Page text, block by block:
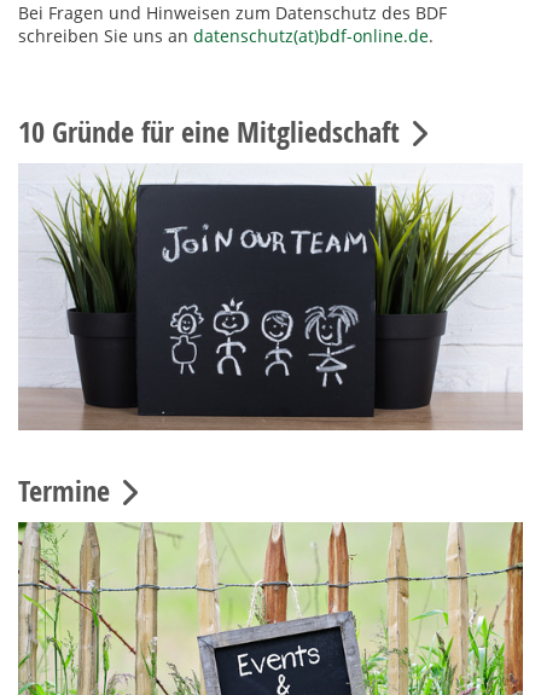
Bei Fragen und Hinweisen zum Datenschutz des BDF
schreiben Sie uns an datenschutz(at)bdf-online.de.
10 Gründe für eine Mitgliedschaft
Termine